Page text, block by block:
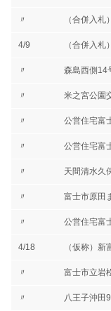
〃 （合併入
4/9 （合併入
〃 森島西側14
〃 米之宮公園
〃 公営住宅富
〃 公営住宅富
〃 天間清水久
〃 富士市原田
〃 公営住宅富
4/18 （仮称）
〃 富士市立岩
〃 八王子沖田